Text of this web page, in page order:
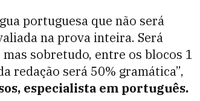
portuguesa que não será
na prova inteira. Será
sobretudo, entre os blocos 1
redação será 50% gramática”,
especialista em português.